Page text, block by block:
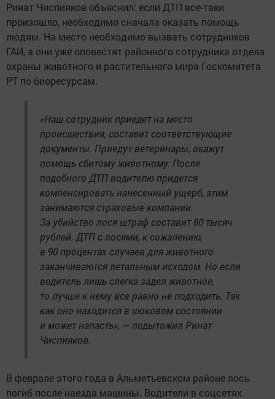
Ринат Чиспияков объяснил: если ДТП все-таки
произошло, необходимо сначала оказать помощь
людям. На место необходимо вызвать сотрудников
ГАИ, а они уже оповестят районного сотрудника отдела
охраны животного и растительного мира Госкомитета
РТ по биоресурсам.
«Наш сотрудник приедет на место
происшествия, составит соответствующие
документы. Приедут ветеринары, окажут
помощь сбитому животному. После
подобного ДТП водителю придется
компенсировать нанесенный ущерб, этим
занимаются страховые компании.
За убийство лося штраф составит 80 тысяч
рублей. ДТП с лосями, к сожалению,
в 90 процентах случаев для животного
заканчиваются летальным исходом. Но если
водитель лишь слегка задел животное,
то лучше к нему все равно не подходить. Так
как оно находится в шоковом состоянии
и может напасть», — подытожил Ринат
Чиспияков.
В феврале этого года в Альметьевском районе лось
погиб после наезда машины. Водители в соцсетях